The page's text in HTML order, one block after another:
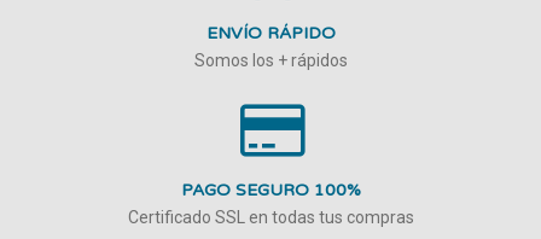
ENVÍO RÁPIDO
Somos los + rápidos
PAGO SEGURO 100%
Certificado SSL en todas tus compras